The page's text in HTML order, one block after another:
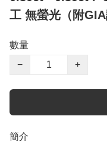
工 無螢光（附GIA
數量
−
+
簡介